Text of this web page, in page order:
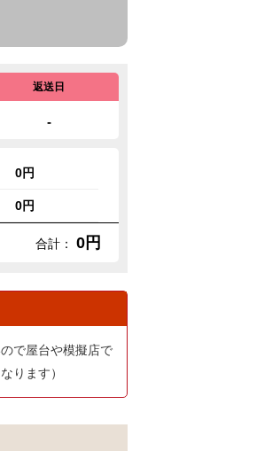
返送日
-
0円
0円
合計： 0円
で屋台や模擬店で
ります）